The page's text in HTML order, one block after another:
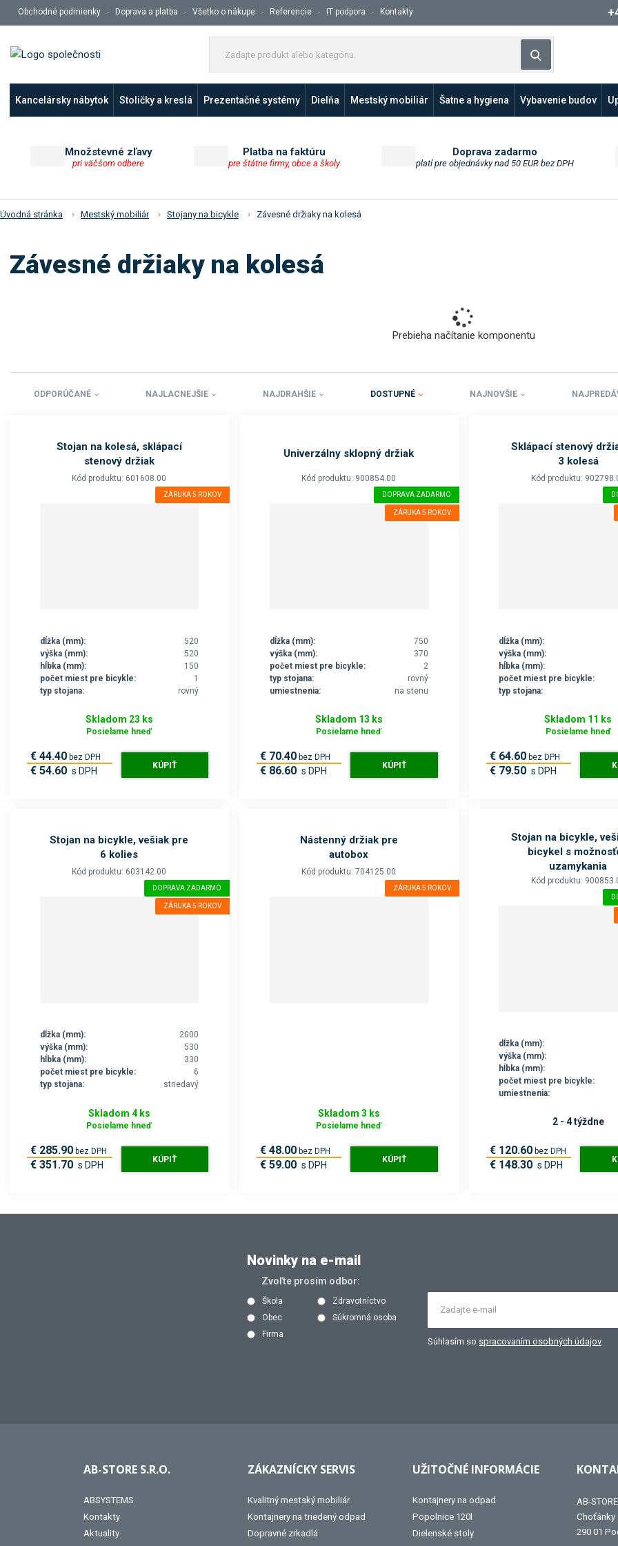
Obchodné podmienky Doprava a platba Všetko o nákupe Referencie IT podpora Kontakty
d
j
t
g
u
Kancelársky nábytok Stoličky a kreslá Prezentačné systémy Dielňa Mestský mobiliár Šatne a hygiena Vybavenie budov
Množstevné zľavy
pri väčšom odbere
Platba na faktúru
pre štátne firmy, obce a školy
Doprava zadarmo
platí pre objednávky nad 50 EUR bez DPH
Úvodná stránka Mestský mobiliár Stojany na bicykle Závesné držiaky na kolesá
Závesné držiaky na kolesá
Prebieha načítanie komponentu
ODPORÚČANÉ NAJLACNEJŠIE NAJDRAHŠIE DOSTUPNÉ NAJNOVŠIE
Stojan na kolesá, sklápací
stenový držiak
Kód produktu: 601608.00
ZÁRUKA 5 ROKOV
dĺžka (mm):
520
výška (mm):
520
hĺbka (mm):
150
počet miest pre bicykle:
1
typ stojana:
rovný
Skladom 23 ks
Posielame hneď
€ 44.40 bez DPH
€ 54.60 s DPH KÚPIŤ
Univerzálny sklopný držiak
Kód produktu: 900854.00
DOPRAVA ZADARMO
ZÁRUKA 5 ROKOV
dĺžka (mm):
750
výška (mm):
370
počet miest pre bicykle:
2
typ stojana:
rovný
umiestnenia:
na stenu
Skladom 13 ks
Posielame hneď
€ 70.40 bez DPH
€ 86.60 s DPH KÚPIŤ
Sklápací stenový
3 kolesá
Kód produktu:
dĺžka (mm):
výška (mm):
hĺbka (mm):
počet miest pre bicykle:
typ stojana:
Skladom 11 ks
Posielame hneď
€ 64.60 bez DPH
€ 79.50 s DPH
Stojan na bicykle, vešiak pre
6 kolies
Kód produktu: 603142.00
DOPRAVA ZADARMO
ZÁRUKA 5 ROKOV
dĺžka (mm):
2000
výška (mm):
530
hĺbka (mm):
330
počet miest pre bicykle:
6
typ stojana:
striedavý
Skladom 4 ks
Posielame hneď
€ 285.90 bez DPH
€ 351.70 s DPH KÚPIŤ
Nástenný držiak pre
autobox
Kód produktu: 704125.00
ZÁRUKA 5 ROKOV
Skladom 3 ks
Posielame hneď
€ 48.00 bez DPH
€ 59.00 s DPH KÚPIŤ
Stojan na bicykle,
bicykel s
uzamykania
Kód produktu:
dĺžka (mm):
výška (mm):
hĺbka (mm):
počet miest pre bicykle:
umiestnenia:
2 - 4 týždne
€ 120.60 bez DPH
€ 148.30 s DPH
Novinky na e-mail
Zvoľte prosím odbor:
Škola
Zdravotníctvo
Obec
Súkromná osoba
Firma
Súhlasím so spracovaním osobných údajov.
AB-STORE S.R.O.
ABSYSTEMS
Kontakty
Aktuality
ZÁKAZNÍCKY SERVIS
Kvalitný mestský mobiliár
Kontajnery na triedený odpad
Dopravné zrkadlá
UŽITOČNÉ INFORMÁCIE
Kontajnery na odpad
Popolnice 120l
Dielenské stoly
AB-
Choťánky
290 01